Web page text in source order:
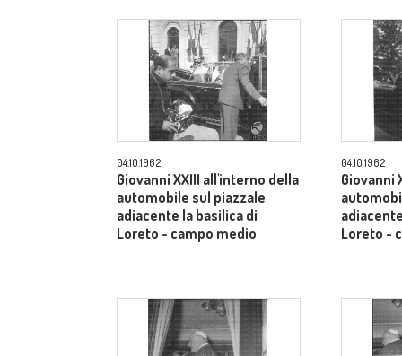
04.10.1962
Giovanni XXIII all'interno della
automobile sul piazzale
adiacente la basilica di
Loreto - campo medio
04.10.1962
Giovanni
Loreto -